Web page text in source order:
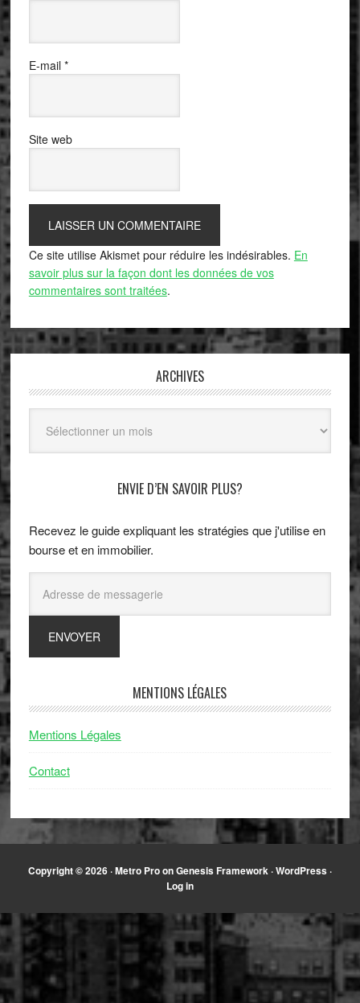
E-mail *
Site web
Ce site utilise Akismet pour réduire les indésirables. En
savoir plus sur la façon dont les données de vos
commentaires sont traitées.
ARCHIVES
ENVIE D’EN SAVOIR PLUS?
Recevez le guide expliquant les stratégies que j'utilise en
bourse et en immobilier.
MENTIONS LÉGALES
Mentions Légales
Contact
Copyright © 2026 ·Metro ProonGenesis Framework ·WordPress ·
Log in